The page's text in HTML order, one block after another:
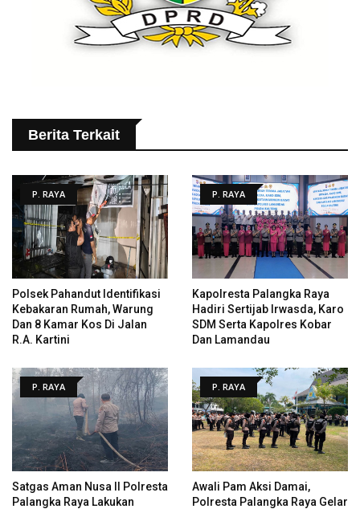
Berita Terkait
P. RAYA
Polsek Pahandut Identifikasi
Kebakaran Rumah, Warung
Dan 8 Kamar Kos Di Jalan
R.A. Kartini
P. RAYA
Kapolresta Palangka Raya
Hadiri Sertijab Irwasda, Karo
SDM Serta Kapolres Kobar
Dan Lamandau
P. RAYA
Satgas Aman Nusa II Polresta
Palangka Raya Lakukan
P. RAYA
Awali Pam Aksi Damai,
Polresta Palangka Raya Gelar